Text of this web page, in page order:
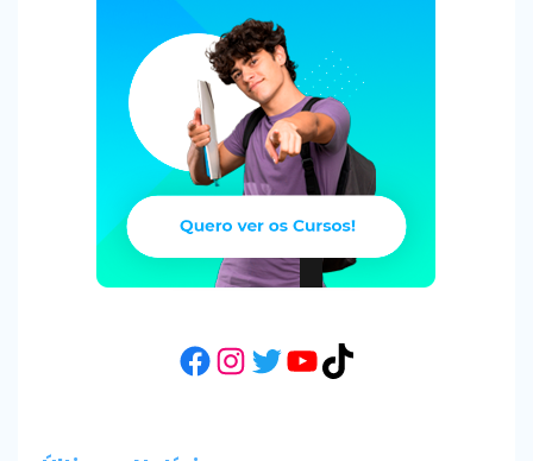
Facebook
Instagram
Twitter
YouTube
TikTok